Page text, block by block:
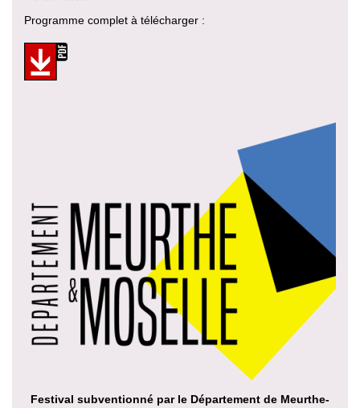
Programme complet à télécharger :
Festival subventionné par le Département de Meurthe-